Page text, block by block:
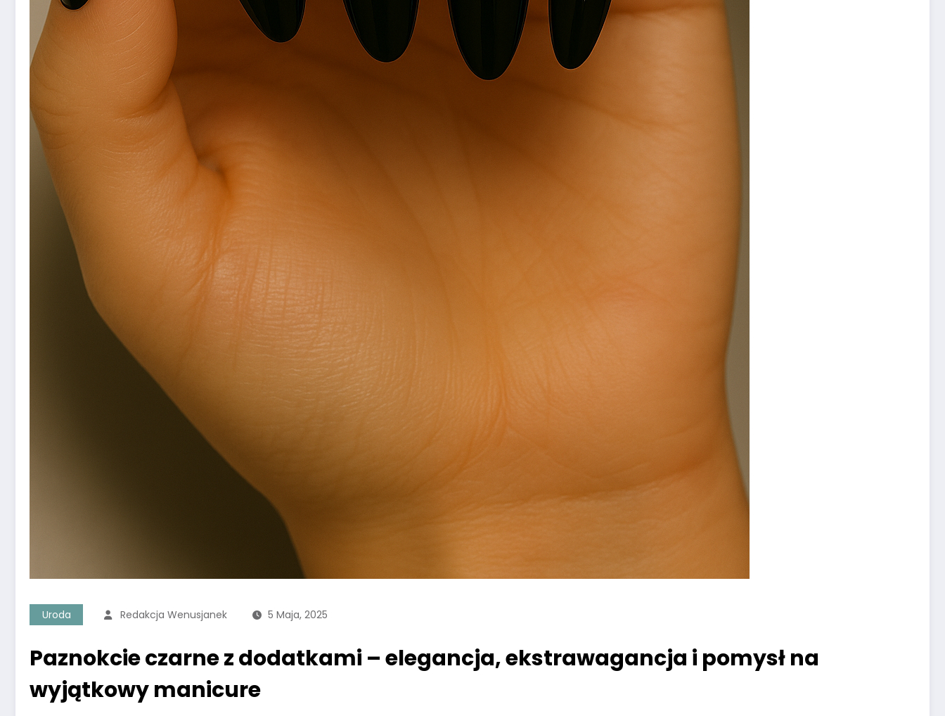
Uroda Redakcja Wenusjanek 5 Maja, 2025
Paznokcie czarne z dodatkami – elegancja, ekstrawagancja i pomysł na
wyjątkowy manicure